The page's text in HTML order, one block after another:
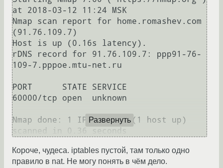
at 2018-03-12 11:24 MSK
Nmap scan report for home.romashev.com
(91.76.109.7)
Host is up (0.16s latency).
rDNS record for 91.76.109.7: ppp91-76-
109-7.pppoe.mtu-net.ru
PORT      STATE SERVICE
60000/tcp open  unknown
Nmap done: 1 IP address (1 host up)
Развернуть
Короче, чудеса. iptables пустой, там только одно
правило в nat. Не могу понять в чём дело.